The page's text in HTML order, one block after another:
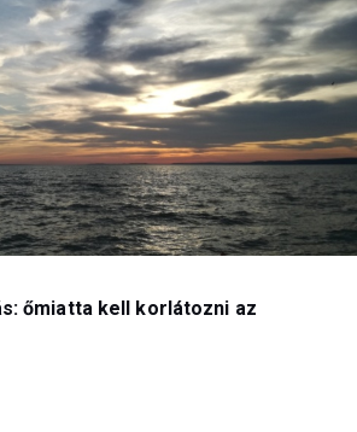
őmiatta kell korlátozni az